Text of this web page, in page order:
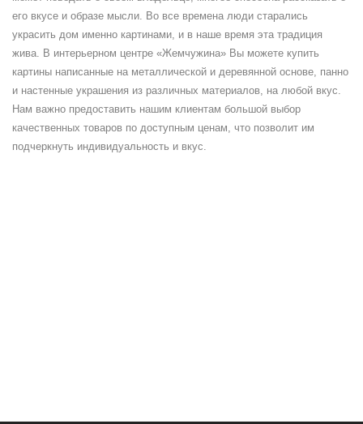
его вкусе и образе мысли. Во все времена люди старались
украсить дом именно картинами, и в наше время эта традиция
жива. В интерьерном центре «Жемчужина» Вы можете купить
картины написанные на металлической и деревянной основе, панно
и настенные украшения из различных материалов, на любой вкус.
Нам важно предоставить нашим клиентам большой выбор
качественных товаров по доступным ценам, что позволит им
подчеркнуть индивидуальность и вкус.